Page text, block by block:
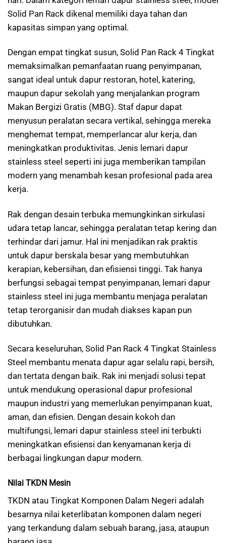
Solid Pan Rack dikenal memiliki daya tahan dan
kapasitas simpan yang optimal.
Dengan empat tingkat susun, Solid Pan Rack 4 Tingkat
memaksimalkan pemanfaatan ruang penyimpanan,
sangat ideal untuk dapur restoran, hotel, katering,
maupun dapur sekolah yang menjalankan program
Makan Bergizi Gratis (MBG). Staf dapur dapat
menyusun peralatan secara vertikal, sehingga mereka
menghemat tempat, memperlancar alur kerja, dan
meningkatkan produktivitas. Jenis lemari dapur
stainless steel seperti ini juga memberikan tampilan
modern yang menambah kesan profesional pada area
kerja.
Rak dengan desain terbuka memungkinkan sirkulasi
udara tetap lancar, sehingga peralatan tetap kering dan
terhindar dari jamur. Hal ini menjadikan rak praktis
untuk dapur berskala besar yang membutuhkan
kerapian, kebersihan, dan efisiensi tinggi. Tak hanya
berfungsi sebagai tempat penyimpanan, lemari dapur
stainless steel ini juga membantu menjaga peralatan
tetap terorganisir dan mudah diakses kapan pun
dibutuhkan.
Secara keseluruhan, Solid Pan Rack 4 Tingkat Stainless
Steel membantu menata dapur agar selalu rapi, bersih,
dan tertata dengan baik. Rak ini menjadi solusi tepat
untuk mendukung operasional dapur profesional
maupun industri yang memerlukan penyimpanan kuat,
aman, dan efisien. Dengan desain kokoh dan
multifungsi, lemari dapur stainless steel ini terbukti
meningkatkan efisiensi dan kenyamanan kerja di
berbagai lingkungan dapur modern.
Nilai TKDN Mesin
TKDN atau Tingkat Komponen Dalam Negeri adalah
besarnya nilai keterlibatan komponen dalam negeri
yang terkandung dalam sebuah barang, jasa, ataupun